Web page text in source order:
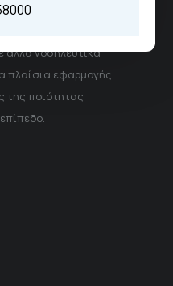
- Αμαλία Φλέμιγκ
άλλα νοσηλευτικά
πλαίσια εφαρμογής
της ποιότητας